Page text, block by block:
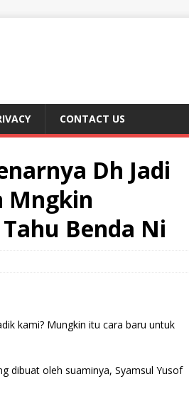
CONTACT US
Dh Jadi
Mngkin
Benda Ni
kami? Mungkin itu cara baru untuk
dibuat oleh suaminya, Syamsul Yusof